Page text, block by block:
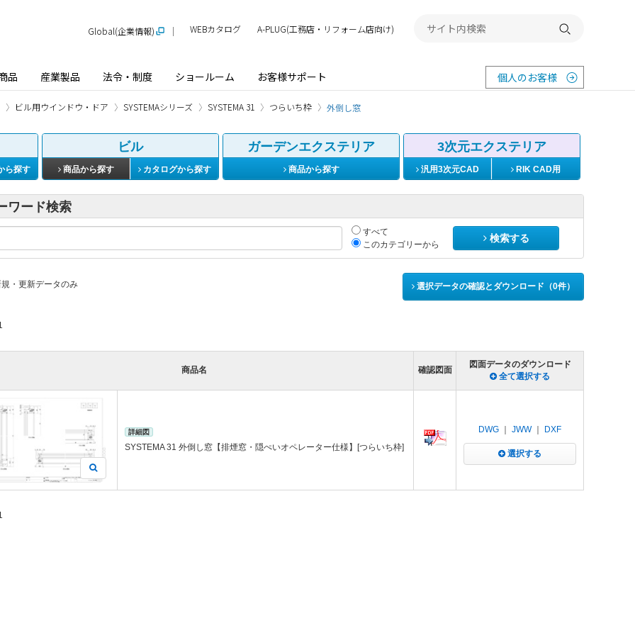
品 産業製品 法令・制度 ショールーム お客様サポート 個人のお客様
Global(企業情報) WEBカタログ A-PLUG(工務店・リフォーム店向け) 検索する
ビル用ウインドウ・ドア SYSTEMAシリーズ SYSTEMA 31 つらいち枠 外倒し窓
ら探す
ビル
商品から探す カタログから探す
ガーデンエクステリア
商品から探す
3次元エクステリア
汎用3次元CAD RIK CAD用
ワード検索
すべて
このカテゴリーから
検索する
・更新データのみ 選択データの確認とダウンロード（0件）
商品名 確認図面
図面データのダウンロード
全て選択する
詳細図
SYSTEMA 31 外倒し窓【排煙窓・隠ぺいオペレーター仕様】[つらいち枠]
DWG JWW｜ DXF
選択する